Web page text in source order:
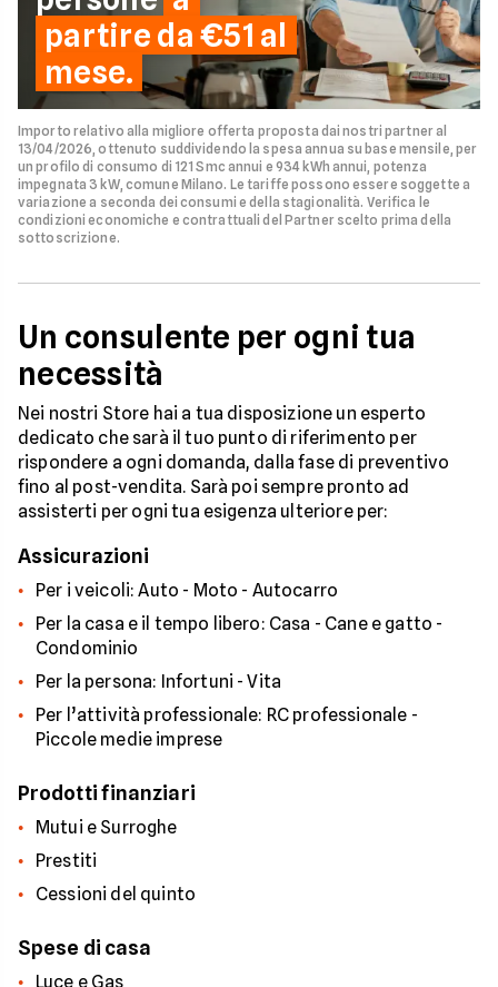
partire da €51 al
mese.
Importo relativo alla migliore offerta proposta dai nostri partner al
13/04/2026, ottenuto suddividendo la spesa annua su base mensile, per
un profilo di consumo di 121 Smc annui e 934 kWh annui, potenza
impegnata 3 kW, comune Milano. Le tariffe possono essere soggette a
variazione a seconda dei consumi e della stagionalità. Verifica le
condizioni economiche e contrattuali del Partner scelto prima della
sottoscrizione.
Un consulente per ogni tua
necessità
Nei nostri Store hai a tua disposizione un esperto
dedicato che sarà il tuo punto di riferimento per
rispondere a ogni domanda, dalla fase di preventivo
fino al post-vendita. Sarà poi sempre pronto ad
assisterti per ogni tua esigenza ulteriore per:
Assicurazioni
Per i veicoli: Auto - Moto - Autocarro
Per la casa e il tempo libero: Casa - Cane e gatto -
Condominio
Per la persona: Infortuni - Vita
Per l’attività professionale: RC professionale -
Piccole medie imprese
Prodotti finanziari
Mutui e Surroghe
Prestiti
Cessioni del quinto
Spese di casa
Luce e Gas